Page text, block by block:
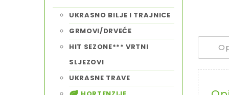
UKRASNO BILJE I TRAJNICE
GRMOVI/DRVEĆE
HIT SEZONE*** VRTNI
SLJEZOVI
UKRASNE TRAVE